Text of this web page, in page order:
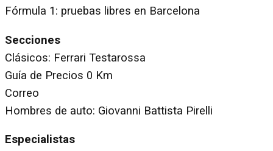
Fórmula 1: pruebas libres en Barcelona
Secciones
Clásicos: Ferrari Testarossa
Guía de Precios 0 Km
Correo
Hombres de auto: Giovanni Battista Pirelli
Especialistas